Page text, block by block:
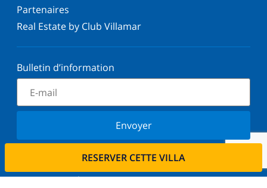
RESERVER CETTE VILLA
Partenaires
Real Estate by Club Villamar
Bulletin d’information
Envoyer
Inscrivez-vous à notre newsletter et restez informé
des dernières nouvelles et offres. Nous respectons
votre vie privée.